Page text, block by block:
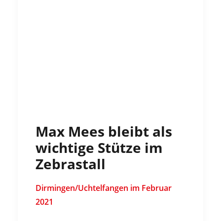
Max Mees bleibt als
wichtige Stütze im
Zebrastall
Dirmingen/Uchtelfangen im Februar
2021